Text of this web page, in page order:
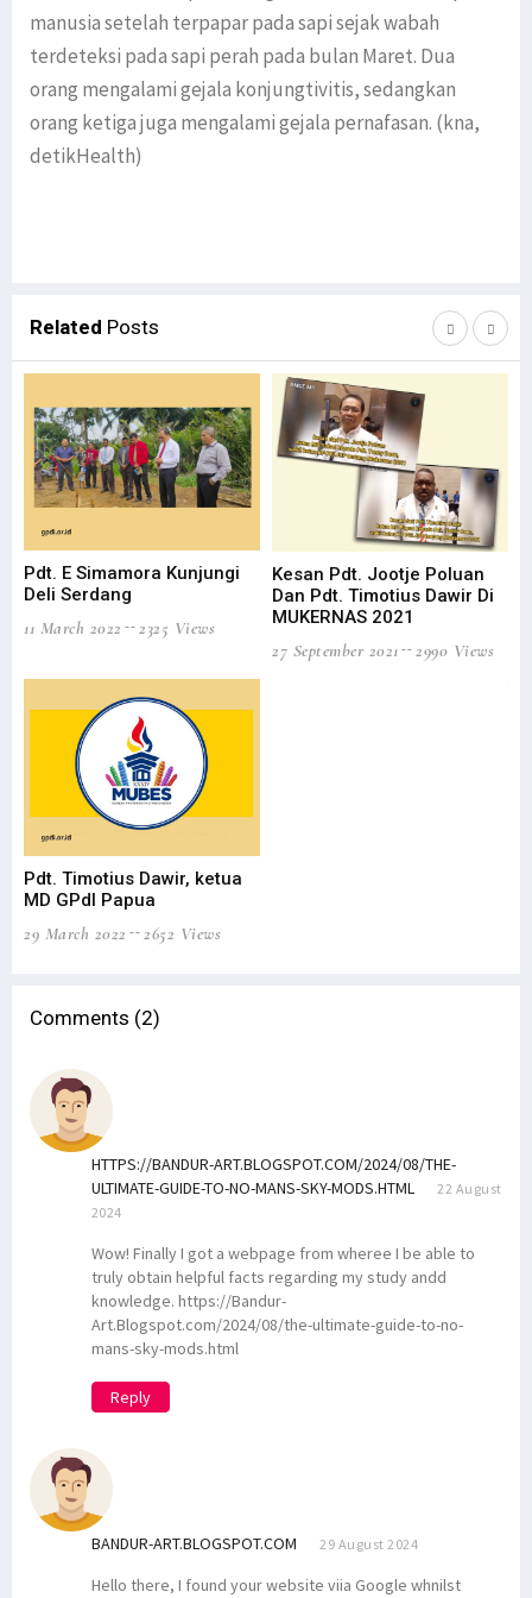
manusia setelah terpapar pada sapi sejak wabah
terdeteksi pada sapi perah pada bulan Maret. Dua
orang mengalami gejala konjungtivitis, sedangkan
orang ketiga juga mengalami gejala pernafasan. (kna,
detikHealth)
Related Posts
Pdt. E Simamora Kunjungi
Deli Serdang
11 March 2022
2325 Views
Kesan Pdt. Jootje Poluan
Dan Pdt. Timotius Dawir Di
MUKERNAS 2021
27 September 2021
2990 Views
Pdt. Timotius Dawir, ketua
MD GPdI Papua
29 March 2022
2652 Views
Comments (2)
HTTPS://BANDUR-ART.BLOGSPOT.COM/2024/08/THE-
ULTIMATE-GUIDE-TO-NO-MANS-SKY-MODS.HTML
22 August
2024
Wow! Finally I got a webpage from wheree I be able to
truly obtain helpful facts regarding my study andd
knowledge. https://Bandur-
Art.Blogspot.com/2024/08/the-ultimate-guide-to-no-
mans-sky-mods.html
Reply
BANDUR-ART.BLOGSPOT.COM 29 August 2024
Hello there, I found your website viia Google whnilst